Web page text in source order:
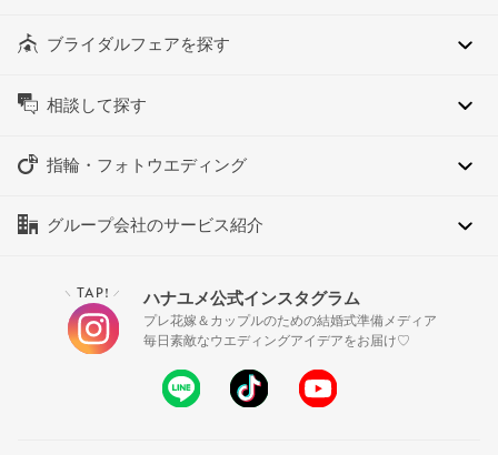
ブライダルフェアを探す
相談して探す
指輪・フォトウエディング
グループ会社のサービス紹介
＼ TAP! ／ ハナユメ公式インスタグラム
プレ花嫁＆カップルのための結婚式準備メディア
毎日素敵なウエディングアイデアをお届け♡